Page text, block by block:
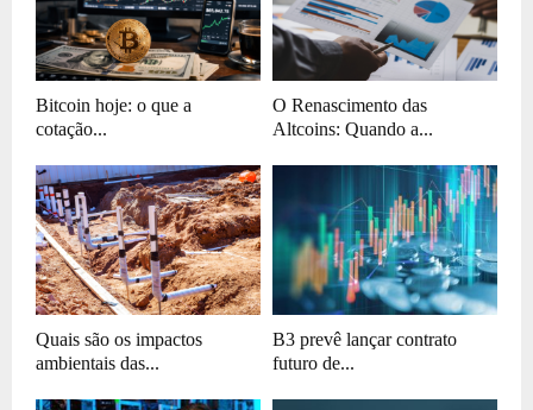
Bitcoin hoje: o que a
cotação...
O Renascimento das
Altcoins: Quando a...
Quais são os impactos
ambientais das...
B3 prevê lançar contrato
futuro de...